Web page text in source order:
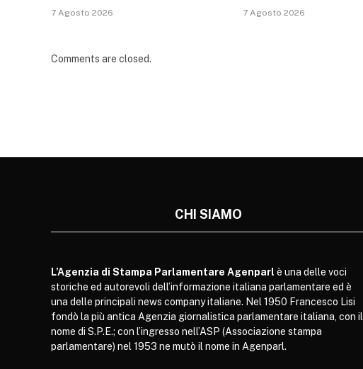
7 Agosto 2026 7 Agosto 2026
Comments are closed.
CHI SIAMO
L’Agenzia di Stampa Parlamentare Agenparl è una delle voci
storiche ed autorevoli dell’informazione italiana parlamentare ed è
una delle principali news company italiane. Nel 1950 Francesco Lisi
fondò la più antica Agenzia giornalistica parlamentare italiana, con il
nome di S.P.E.; con l’ingresso nell’ASP (Associazione stampa
parlamentare) nel 1953 ne mutò il nome in Agenparl.